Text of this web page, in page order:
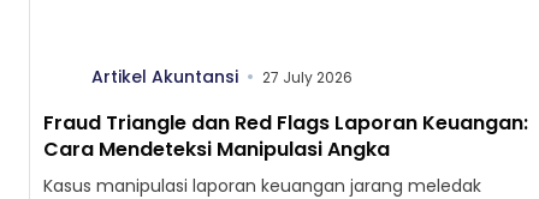
Artikel Akuntansi 27 July 2026
Fraud Triangle dan Red Flags Laporan Keuangan:
Cara Mendeteksi Manipulasi Angka
Kasus manipulasi laporan keuangan jarang meledak